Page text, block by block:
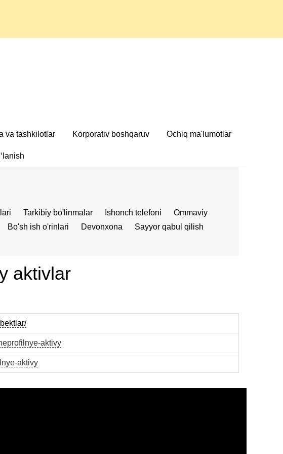
va tashkilotlar Korporativ boshqaruv Ochiq ma'lumotlar
Tarkibiy bo'linmalar Ishonch telefoni
Ommaviy
Bo'sh ish o'rinlari Devonxona
Sayyor qabul qilish
aktivlar
aktivy
aktivy